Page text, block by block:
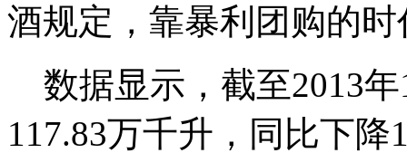
酒规定，靠暴利团购的
数据显示，截至2013
117.83万千升，同比下降